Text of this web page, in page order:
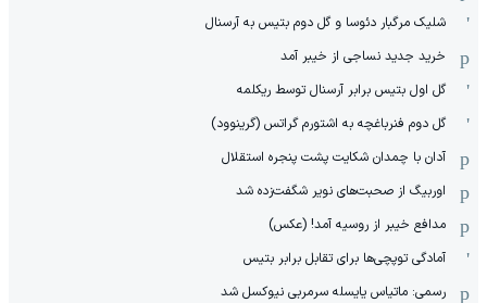
شلیک مرگبار دئوسا و گل دوم بتیس به آرسنال
خرید جدید نساجی از خیبر آمد
گل اول بتیس برابر آرسنال توسط ریکلمه
گل دوم فنرباغچه به اشتورم گراتس (گرینوود)
آدان با چمدان شکایت پشت پنجره استقلال
اوربیگ از صحبت‌های نویر شگفت‌زده شد
مدافع خیبر از روسیه آمد! (عکس)
آمادگی توپچی‌ها برای تقابل برابر بتیس
رسمی: ماتیاس یایسله سرمربی نیوکسل شد